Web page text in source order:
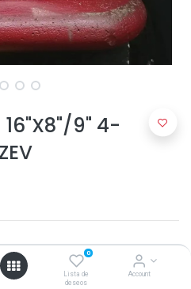
0
Lista de
deseos
Account
16"X8"/9" 4-